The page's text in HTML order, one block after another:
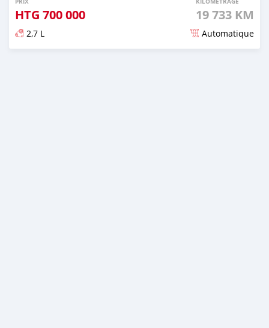
HTG 700 000 19 733 KM
2,7 L Automatique